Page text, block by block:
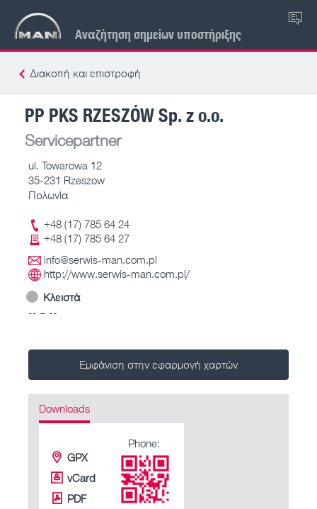
Αναζήτηση σημείων υποστήριξης
EL
Διακοπή και επιστροφή
PP PKS RZESZÓW Sp. z o.o.
Servicepartner
ul. Towarowa 12
35-231 Rzeszow
Πολωνία
+48 (17) 785 64 24
+48 (17) 785 64 27
info@serwis-man.com.pl
http://www.serwis-man.com.pl/
Κλειστά
-- – --
Εμφάνιση στην εφαρμογή χαρτών
Downloads
GPX
vCard
PDF
Phone: